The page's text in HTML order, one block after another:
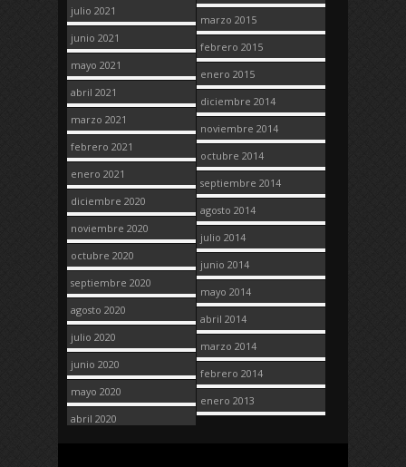
julio 2021
junio 2021
mayo 2021
abril 2021
marzo 2021
febrero 2021
enero 2021
diciembre 2020
noviembre 2020
octubre 2020
septiembre 2020
agosto 2020
julio 2020
junio 2020
mayo 2020
abril 2020
marzo 2015
febrero 2015
enero 2015
diciembre 2014
noviembre 2014
octubre 2014
septiembre 2014
agosto 2014
julio 2014
junio 2014
mayo 2014
abril 2014
marzo 2014
febrero 2014
enero 2013